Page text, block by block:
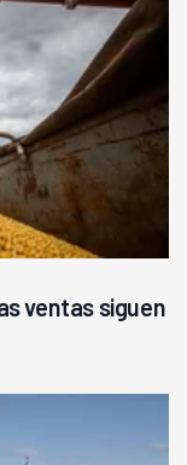
ventas siguen